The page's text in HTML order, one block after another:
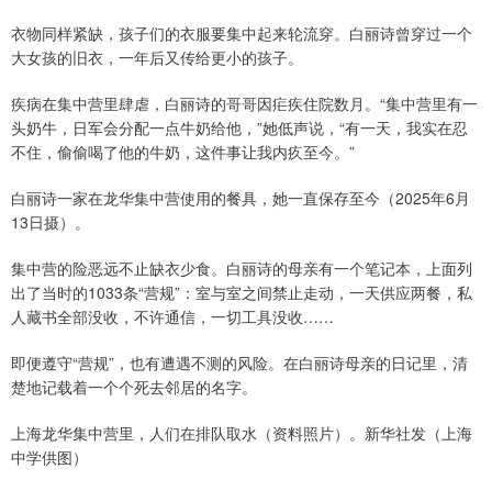
衣物同样紧缺，孩子们的衣服要集中起来轮流穿。白丽诗曾穿过一个
大女孩的旧衣，一年后又传给更小的孩子。
疾病在集中营里肆虐，白丽诗的哥哥因疟疾住院数月。“集中营里有一
头奶牛，日军会分配一点牛奶给他，”她低声说，“有一天，我实在忍
不住，偷偷喝了他的牛奶，这件事让我内疚至今。”
白丽诗一家在龙华集中营使用的餐具，她一直保存至今（2025年6月
13日摄）。
集中营的险恶远不止缺衣少食。白丽诗的母亲有一个笔记本，上面列
出了当时的1033条“营规”：室与室之间禁止走动，一天供应两餐，私
人藏书全部没收，不许通信，一切工具没收……
即便遵守“营规”，也有遭遇不测的风险。在白丽诗母亲的日记里，清
楚地记载着一个个死去邻居的名字。
上海龙华集中营里，人们在排队取水（资料照片）。新华社发（上海
中学供图）